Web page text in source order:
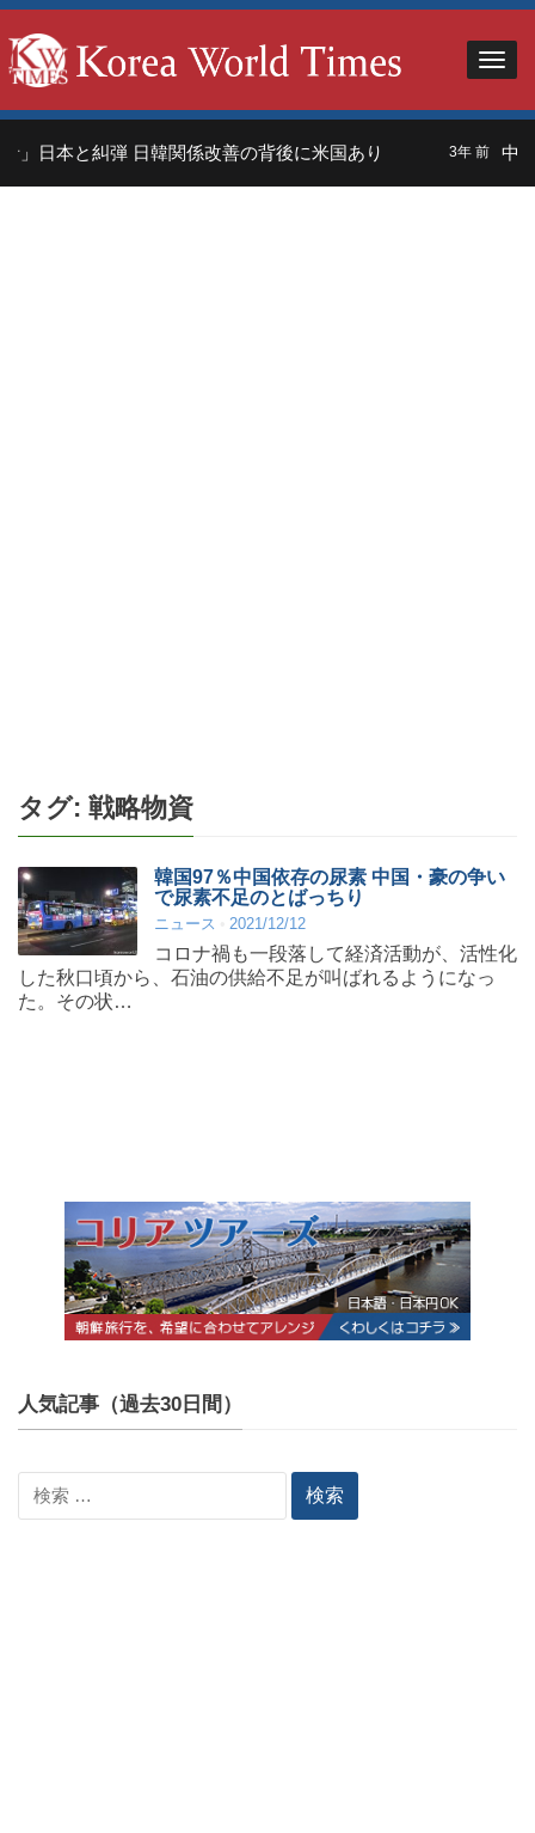
」日本と糾弾 日韓関係改善の背後に米国あり 3年 前 中国
タグ: 戦略物資
韓国97％中国依存の尿素 中国・豪の争い
で尿素不足のとばっちり
ニュース 2021/12/12
コロナ禍も一段落して経済活動が、活性化
した秋口頃から、石油の供給不足が叫ばれるようになっ
た。その状…
人気記事（過去30日間）
索: